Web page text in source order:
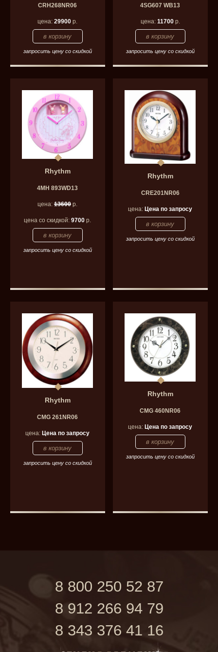
CRH268NR06
цена:29900 р.
запросить цену со скидкой
4SG607 WB13
цена: 11700р.
запросить цену со скидкой
Rhythm
4MH 893WD13
цена:13600 р.
цена со скидкой:9700 р.
запросить цену со скидкой
Rhythm
CRE201NR06
цена: Цена по запросу
запросить цену со скидкой
Rhythm
CMG 261NR06
цена: Цена по запросу
запросить цену со скидкой
Rhythm
CMG 460NR06
цена: Цена по запросу
запросить цену со скидкой
8 800 250 52 87
8 912 266 94 79
8 343 376 41 16